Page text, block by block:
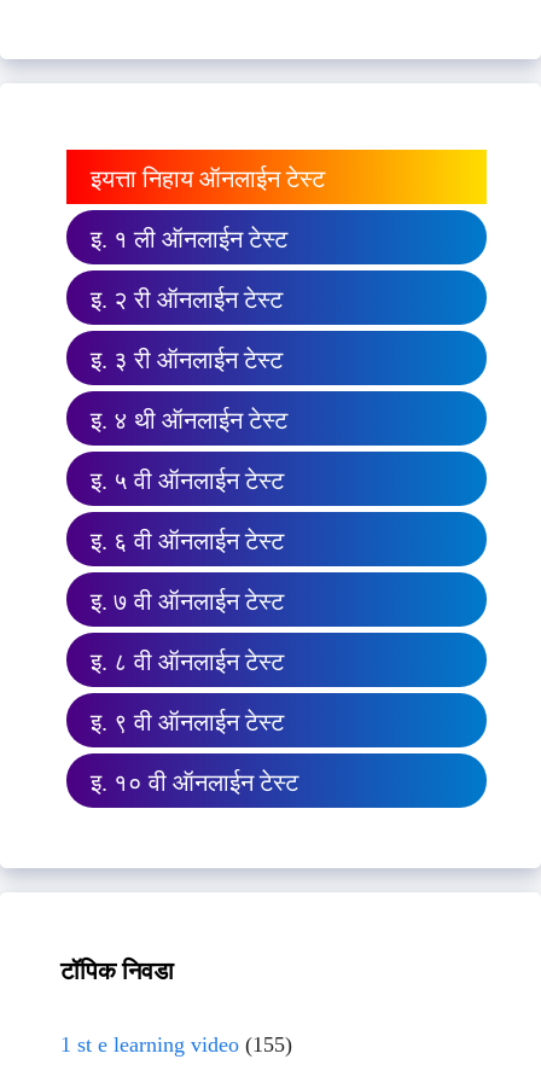
इयत्ता निहाय ऑनलाईन टेस्ट
इ. १ ली ऑनलाईन टेस्ट
इ. २ री ऑनलाईन टेस्ट
इ. ३ री ऑनलाईन टेस्ट
इ. ४ थी ऑनलाईन टेस्ट
इ. ५ वी ऑनलाईन टेस्ट
इ. ६ वी ऑनलाईन टेस्ट
इ. ७ वी ऑनलाईन टेस्ट
इ. ८ वी ऑनलाईन टेस्ट
इ. ९ वी ऑनलाईन टेस्ट
इ. १० वी ऑनलाईन टेस्ट
टॉपिक निवडा
1 st e learning video (155)